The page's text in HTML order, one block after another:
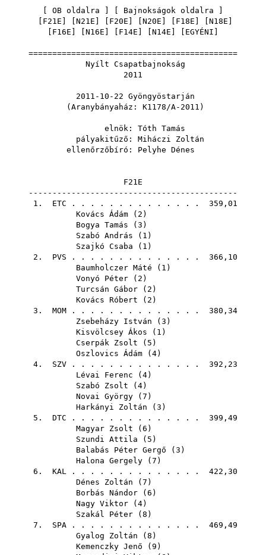
OB oldalra Bajnokságok oldalra
F21E N21E F20E N20E F18E N18E
F16E N16E F14E N14E EGYÉNI
============================================
Nyílt Csapatbajnokság
2011
2011-10-22 Gyöngyöstarján
(Aranybányaház: K1178/A-2011)
elnök: Tóth Tamás
pályakitűző: Miháczi Zoltán
ellenőrzőbíró: Pelyhe Dénes
F21E
--------------------------------------------
1. ETC . . . . . . . . . . . . . . 359,01
Kovács Ádám ( 2 )
Bogya Tamás ( 3 )
Szabó András ( 1 )
Szajkó Csaba ( 1 )
2. PVS . . . . . . . . . . . . . . 366,10
Baumholczer Máté ( 1 )
Vonyó Péter ( 2 )
Turcsán Gábor ( 2 )
Kovács Róbert ( 2 )
3. MOM . . . . . . . . . . . . . . 380,34
Zsebeházy István ( 3 )
Kisvölcsey Ákos ( 1 )
Cserpák Zsolt ( 5 )
Oszlovics Ádám ( 4)
4. SZV . . . . . . . . . . . . . . 392,23
Lévai Ferenc ( 4)
Szabó Zsolt ( 4)
Novai György ( 7 )
Harkányi Zoltán ( 3 )
5. DTC . . . . . . . . . . . . . . 399,49
Magyar Zsolt ( 6 )
Szundi Attila ( 5 )
Balabás Péter Gergő ( 3 )
Halona Gergely ( 7 )
6. KAL . . . . . . . . . . . . . . 422,30
Dénes Zoltán ( 7 )
Borbás Nándor ( 6 )
Nagy Viktor ( 4)
Szakál Péter ( 8 )
7. SPA . . . . . . . . . . . . . . 469,49
Gyalog Zoltán ( 8 )
Kemenczky Jenő ( 9 )